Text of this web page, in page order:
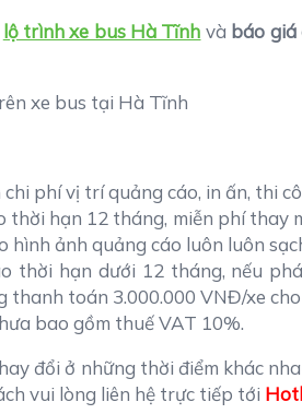
lộ trình xe bus Hà Tĩnh và báo
phí vị trí quảng cáo, in ấn, thi
thời hạn 12 tháng, miễn phí thay
hình ảnh quảng cáo luôn luôn
thời hạn dưới 12 tháng, nếu
thanh toán 3.000.000 VNĐ/xe
bao gồm thuế VAT 10%.
đổi ở những thời điểm khác
vui lòng liên hệ trực tiếp tới